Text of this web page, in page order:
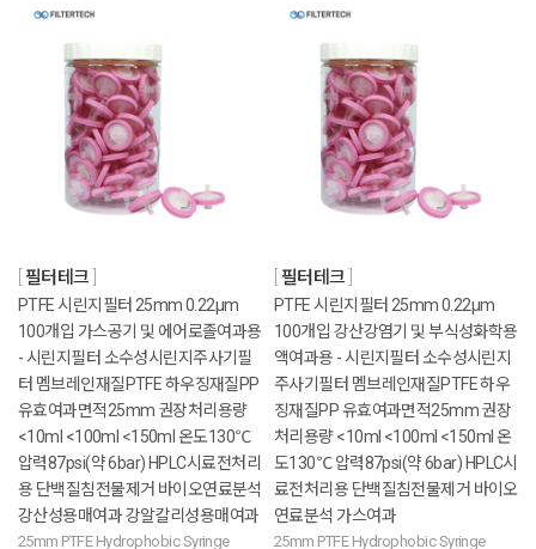
필터테크
PTFE 시린지필터 25mm 0.22μm
100개입 가스공기 및 에어로졸여과용
- 시린지필터 소수성시린지주사기필
터 멤브레인재질PTFE 하우징재질PP
유효여과면적25mm 권장처리용량
<10ml <100ml <150ml 온도130℃
압력87psi(약 6bar) HPLC시료전처리
용 단백질침전물제거 바이오연료분석
강산성용매여과 강알칼리성용매여과
25mm PTFE Hydrophobic Syringe
필터테크
PTFE 시린지필터 25mm 0.22μm
100개입 강산강염기 및 부식성화학용
액여과용 - 시린지필터 소수성시린지
주사기필터 멤브레인재질PTFE 하우
징재질PP 유효여과면적25mm 권장
처리용량 <10ml <100ml <150ml 온
도130℃ 압력87psi(약 6bar) HPLC시
료전처리용 단백질침전물제거 바이오
연료분석 가스여과
25mm PTFE Hydrophobic Syringe